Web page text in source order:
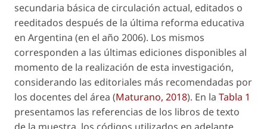
secundaria básica de circulación actual, editados o
reeditados después de la última reforma educativa
en Argentina (en el año 2006). Los mismos
corresponden a las últimas ediciones disponibles al
momento de la realización de esta investigación,
considerando las editoriales más recomendadas por
los docentes del área (Maturano, 2018). En la Tabla 1
presentamos las referencias de los libros de texto
de la muestra, los códigos utilizados en adelante